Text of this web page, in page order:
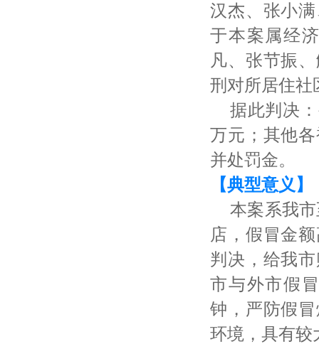
汉杰、张小
于本案属经
凡、张节振
刑对所居住社
据此判决
万元；其他
并处罚金。
【典型意义】
本案系我
店，假冒金
判决，给我
市与外市假
钟，严防假
环境，具有较